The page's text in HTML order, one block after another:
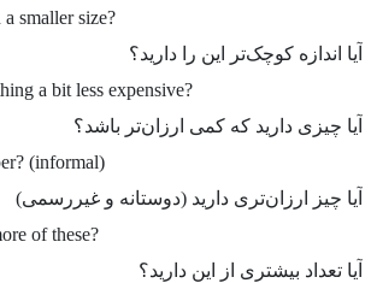
smaller size?
آیا اندازه کوچک‌تر این را دارید؟
a bit less expensive?
آیا چیزی دارید که کمی ارزان‌تر باشد؟
(informal)
آیا چیز ارزان‌تری دارید (دوستانه و غیررسمی)
of these?
آیا تعداد بیشتری از این دارید؟